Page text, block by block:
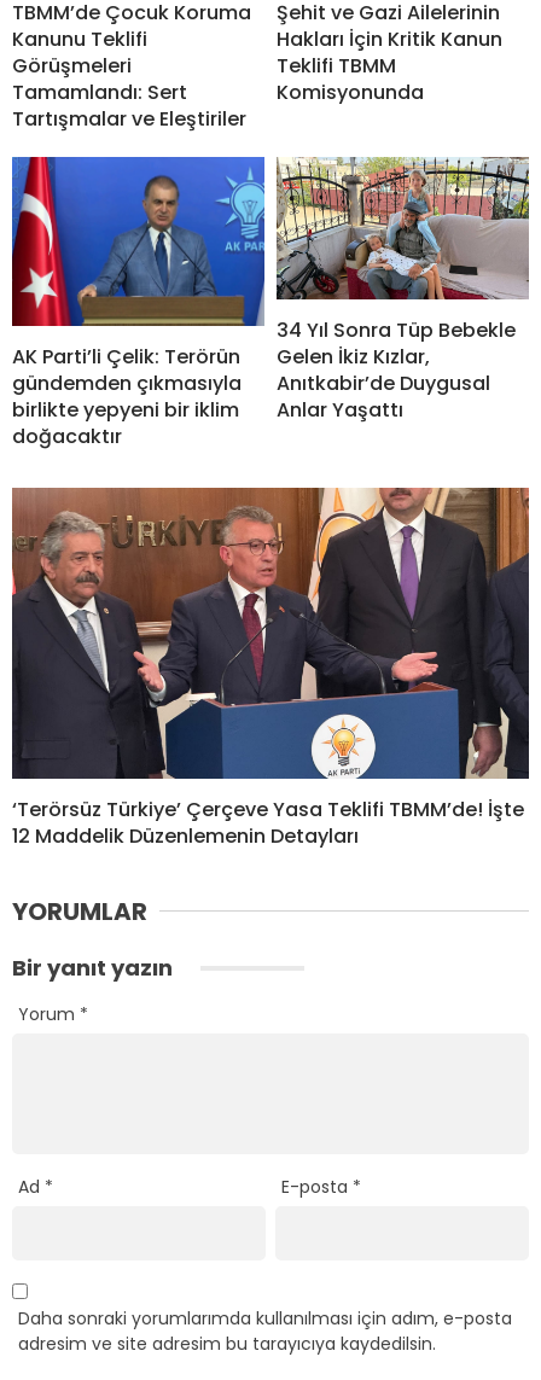
TBMM’de Çocuk Koruma
Kanunu Teklifi
Görüşmeleri
Tamamlandı: Sert
Tartışmalar ve Eleştiriler
Şehit ve Gazi Ailelerinin
Hakları İçin Kritik Kanun
Teklifi TBMM
Komisyonunda
AK Parti’li Çelik: Terörün
gündemden çıkmasıyla
birlikte yepyeni bir iklim
doğacaktır
34 Yıl Sonra Tüp Bebekle
Gelen İkiz Kızlar,
Anıtkabir’de Duygusal
Anlar Yaşattı
‘Terörsüz Türkiye’ Çerçeve Yasa Teklifi TBMM’de! İşte
12 Maddelik Düzenlemenin Detayları
YORUMLAR
Bir yanıt yazın
Yorum *
Ad * E-posta *
Daha sonraki yorumlarımda kullanılması için adım, e-posta
adresim ve site adresim bu tarayıcıya kaydedilsin.